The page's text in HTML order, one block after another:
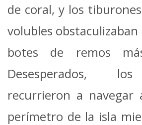
de coral, y los
volubles obstaculizaban
botes de remos
Desesperados,
recurrieron a navegar
perímetro de la isla